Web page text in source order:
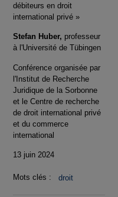
débiteurs en droit
international privé »
Stefan Huber, professeur
à l'Université de Tübingen
Conférence organisée par
l'Institut de Recherche
Juridique de la Sorbonne
et le Centre de recherche
de droit international privé
et du commerce
international
13 juin 2024
Mots clés : droit